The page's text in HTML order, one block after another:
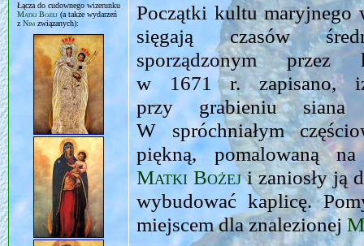
Łącza do cudownego wizerunku
Matki Bożej(a także wydarzeń
zNimzwiązanych):
Początki kultu
sięgają czasów
sporządzonym przez
w 1671 r. zapisano,
przy grabieniu siana
W spróchniałym
piękną, pomalowaną
Matki Bożeji zaniosły ją
wybudować kaplicę.
miejscem dla znalezionej